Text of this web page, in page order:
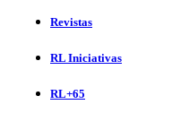
Revistas
RL Iniciativas
RL+65